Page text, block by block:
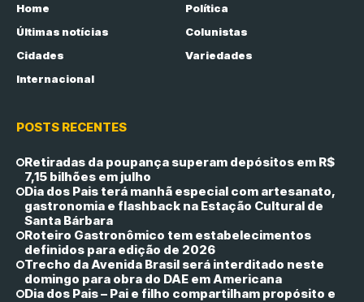
Home
Política
Últimas notícias
Colunistas
Cidades
Variedades
Internacional
POSTS RECENTES
Retiradas da poupança superam depósitos em R$
7,15 bilhões em julho
Dia dos Pais terá manhã especial com artesanato,
gastronomia e flashback na Estação Cultural de
Santa Bárbara
Roteiro Gastronômico tem estabelecimentos
definidos para edição de 2026
Trecho da Avenida Brasil será interditado neste
domingo para obra do DAE em Americana
Dia dos Pais – Pai e filho compartilham propósito e